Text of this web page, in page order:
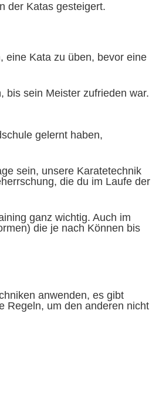
der Katas gesteigert.
eine Kata zu üben, bevor eine
bis sein Meister zufrieden war.
gelernt haben,
sein, unsere Karatetechnik
die du im Laufe der
ganz wichtig. Auch im
die je nach Können bis
anwenden, es gibt
Regeln, um den anderen nicht